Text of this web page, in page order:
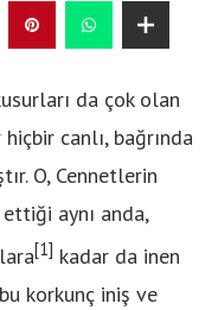
da çok olan
canlı, bağrında
O, Cennetlerin
aynı anda,
[1] kadar da inen
korkunç iniş ve